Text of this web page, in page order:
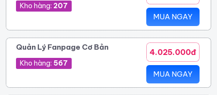
Kho hàng: 207
MUA NGAY
Quản Lý Fanpage Cơ Bản
Kho hàng: 567
4.025.000đ
MUA NGAY